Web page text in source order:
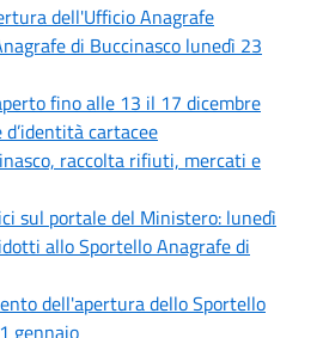
dell'Ufficio Anagrafe
di Buccinasco lunedì 23
fino alle 13 il 17 dicembre
cartacee
raccolta rifiuti, mercati e
sul portale del Ministero: lunedì
allo Sportello Anagrafe di
dell'apertura dello Sportello
gennaio